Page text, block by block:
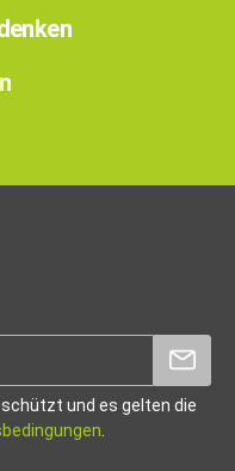
und es gelten die